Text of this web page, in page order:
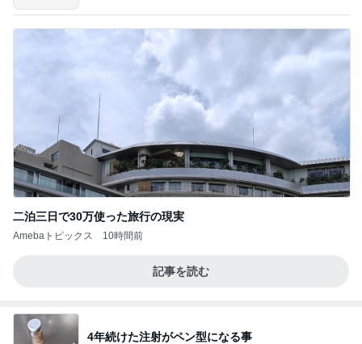
二泊三日で30万使った旅行の現実
Amebaトピックス 10時間前
記事を読む
4年続けた注射がペン型になる事